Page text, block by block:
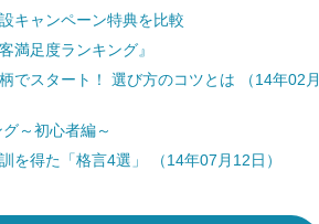
キャンペーン特典を比較
足度ランキング』
でスタート！ 選び方のコツとは （14年02月
～初心者編～
得た「格言4選」 （14年07月12日）